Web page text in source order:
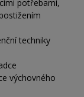
potřebami,
techniky
výchovného